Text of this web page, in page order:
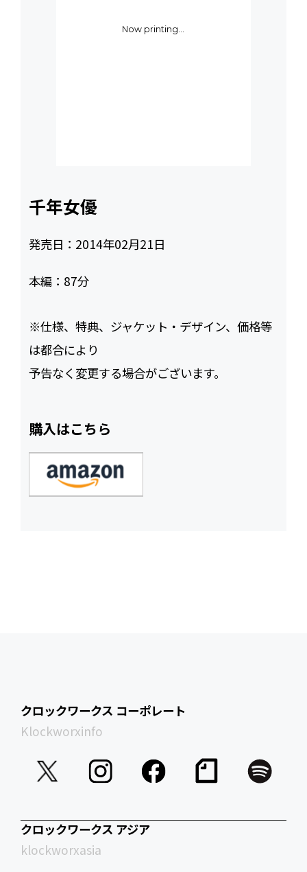
Now printing...
千年女優
発売日： 2014年02月21日
本編： 87
※仕様、特典、ジャケット・デザイン、価格等
は都合により
予告なく変更する場合がございます。
購入はこちら
クロックワークス コーポレート
Klockworxinfo
クロックワークス アジア
klockworxasia